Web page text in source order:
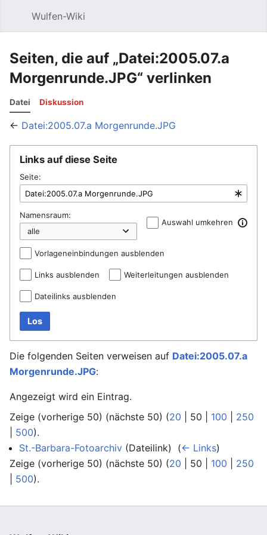
Wulfen-Wiki
Seiten, die auf „Datei:2005.07.a
Morgenrunde.JPG“ verlinken
Datei Diskussion
← Datei:2005.07.a Morgenrunde.JPG
Links auf diese Seite
Seite:
Namensraum:
Auswahl umkehren
Vorlageneinbindungen ausblenden
Links ausblenden Weiterleitungen ausblenden
Dateilinks ausblenden
Los
Die folgenden Seiten verweisen auf Datei:2005.07.a
Morgenrunde.JPG:
Angezeigt wird ein Eintrag.
Zeige (vorherige 50) (nächste 50) (20 50 100
250
500).
St.-Barbara-Fotoarchiv (Dateilink) ‎ (← Links)
Zeige (vorherige 50) (nächste 50) (20 50 100
250
500).